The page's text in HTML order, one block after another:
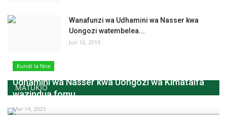
Wanafunzi wa Udhamini wa Nasser kwa
Uongozi watembelea...
Jun 10, 2019
MATUKIO
Kundi la Nne
Udhamini wa Nasser kwa Uongozi wa Kimataifa
wazindua fomu...
Mar 14, 2023